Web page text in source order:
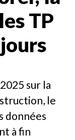
TP
sur la
le
données
à fin